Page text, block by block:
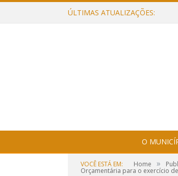
ÚLTIMAS ATUALIZAÇÕES:
O
VOCÊ ESTÁ EM: Home »
Orçamentária para o exercício